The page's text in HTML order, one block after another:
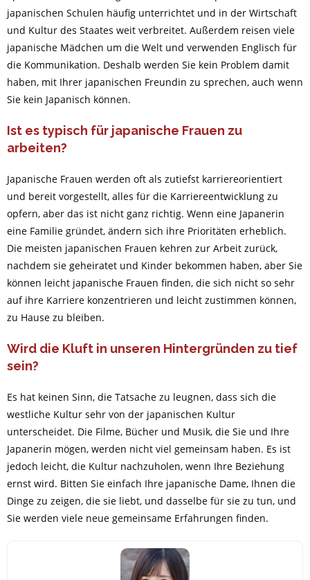
japanischen Schulen häufig unterrichtet und in der Wirtschaft
und Kultur des Staates weit verbreitet. Außerdem reisen viele
japanische Mädchen um die Welt und verwenden Englisch für
die Kommunikation. Deshalb werden Sie kein Problem damit
haben, mit Ihrer japanischen Freundin zu sprechen, auch wenn
Sie kein Japanisch können.
Ist es typisch für japanische Frauen zu
arbeiten?
Japanische Frauen werden oft als zutiefst karriereorientiert
und bereit vorgestellt, alles für die Karriereentwicklung zu
opfern, aber das ist nicht ganz richtig. Wenn eine Japanerin
eine Familie gründet, ändern sich ihre Prioritäten erheblich.
Die meisten japanischen Frauen kehren zur Arbeit zurück,
nachdem sie geheiratet und Kinder bekommen haben, aber Sie
können leicht japanische Frauen finden, die sich nicht so sehr
auf ihre Karriere konzentrieren und leicht zustimmen können,
zu Hause zu bleiben.
Wird die Kluft in unseren Hintergründen zu tief
sein?
Es hat keinen Sinn, die Tatsache zu leugnen, dass sich die
westliche Kultur sehr von der japanischen Kultur
unterscheidet. Die Filme, Bücher und Musik, die Sie und Ihre
Japanerin mögen, werden nicht viel gemeinsam haben. Es ist
jedoch leicht, die Kultur nachzuholen, wenn Ihre Beziehung
ernst wird. Bitten Sie einfach Ihre japanische Dame, Ihnen die
Dinge zu zeigen, die sie liebt, und dasselbe für sie zu tun, und
Sie werden viele neue gemeinsame Erfahrungen finden.